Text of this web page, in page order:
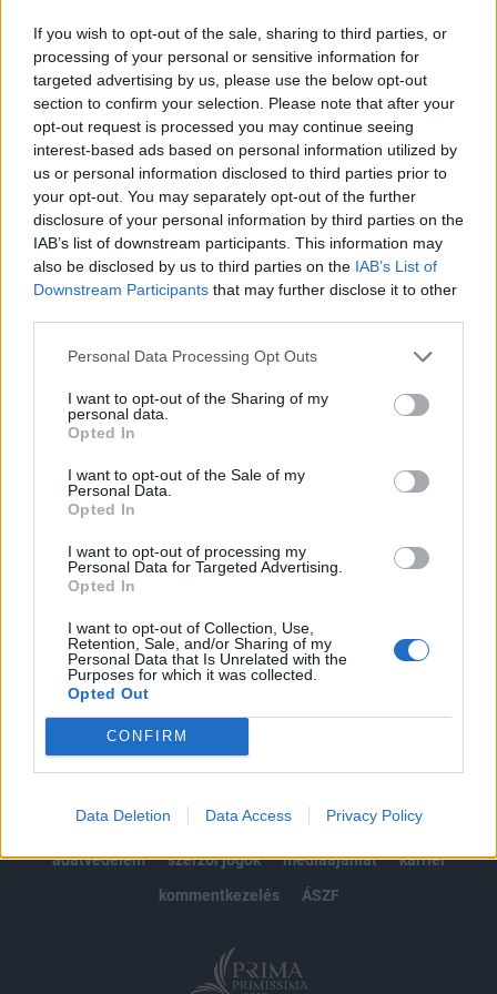
If you wish to opt-out of the sale, sharing to third parties, or
processing of your personal or sensitive information for
targeted advertising by us, please use the below opt-out
section to confirm your selection. Please note that after your
opt-out request is processed you may continue seeing
interest-based ads based on personal information utilized by
us or personal information disclosed to third parties prior to
your opt-out. You may separately opt-out of the further
disclosure of your personal information by third parties on the
IAB’s list of downstream participants. This information may
also be disclosed by us to third parties on the IAB’s List of
Downstream Participants that may further disclose it to other
Personal Data Processing Opt Outs
I want to opt-out of the Sharing of my
personal data.
Opted In
I want to opt-out of the Sale of my
Personal Data.
Opted In
I want to opt-out of processing my
Personal Data for Targeted Advertising.
Opted In
I want to opt-out of Collection, Use,
Retention, Sale, and/or Sharing of my
Personal Data that Is Unrelated with the
Purposes for which it was collected.
Opted Out
CONFIRM
Data Deletion Data Access Privacy Policy
Az élvonalbeli együttes vezetésének szerdai közleménye
szerint a Stade Velodrome helyiségeiben is elvégezhetők a
tömeges oltások. A humanitárius ajánlatot az után tették
az OM irányítói, hogy a vakcina beadása lassú ütemben
kezdődött el az országban. A Reuters brit hírügynökség
beszámolója szerint a tesztelések felgyorsítását szolgáló
kampány meghirdetése előtt...
KEDVES OLVASÓNK!
A keresett cikk a portfolio.hu hírarchívumához
tartozik, melynek olvasása előfizetéses
regisztrációhoz kötött.
Az előfizetés a következőket tartalmazza:
Portfolio.hu teljes cikkarchívum
kötéslistái
impresszum
jogi nyilatkozat
süti beállítások
adatvédelem
szerzői jogok médiaajánlat
karrier
kommentkezelés
ÁSZF